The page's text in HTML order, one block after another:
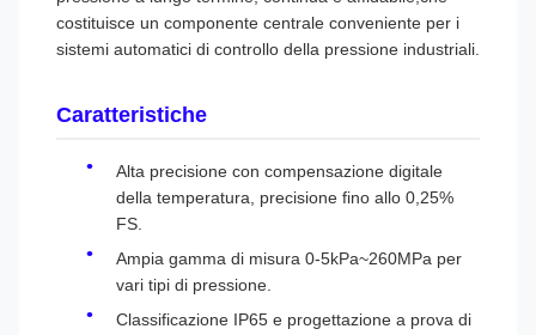
costituisce un componente centrale conveniente per i
sistemi automatici di controllo della pressione industriali.
Caratteristiche
Alta precisione con compensazione digitale
della temperatura, precisione fino allo 0,25%
FS.
Ampia gamma di misura 0-5kPa~260MPa per
vari tipi di pressione.
Classificazione IP65 e progettazione a prova di